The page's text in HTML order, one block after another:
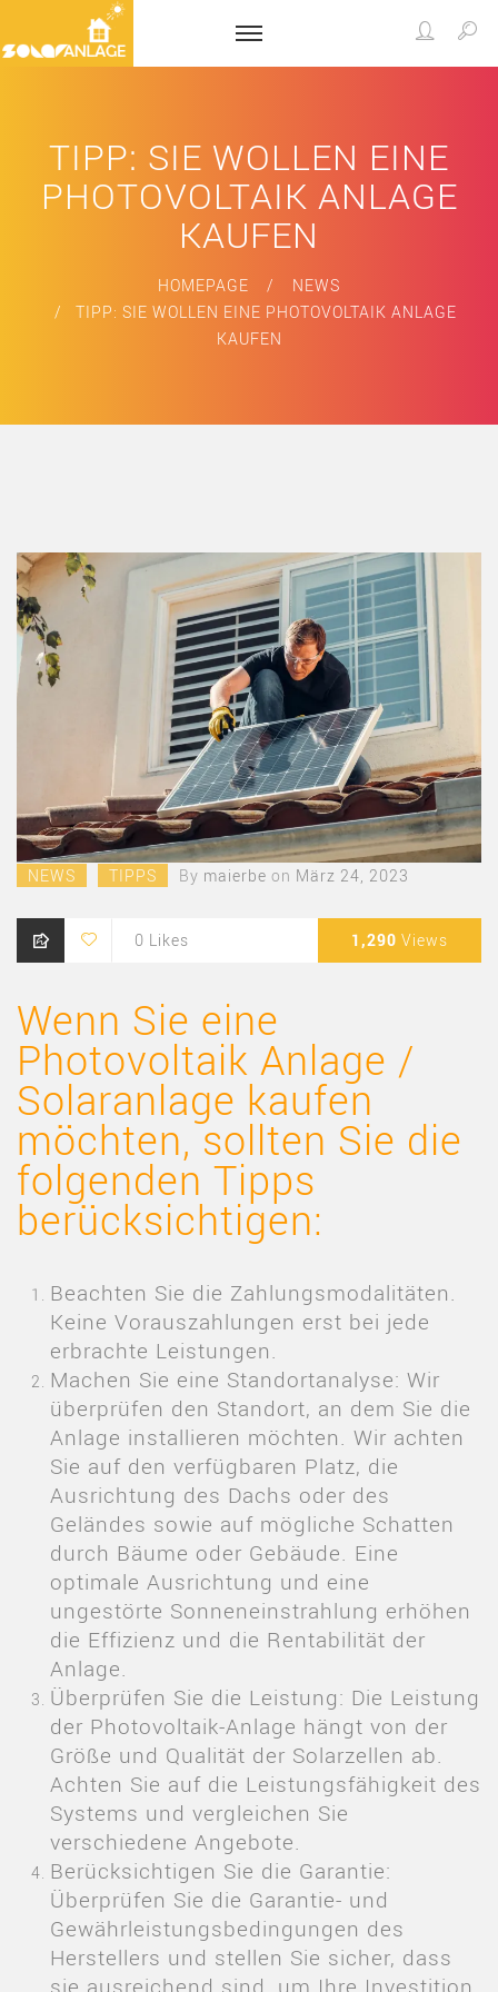
TIPP: SIE WOLLEN EINE
PHOTOVOLTAIK ANLAGE
KAUFEN
HOMEPAGE
NEWS
TIPP: SIE WOLLEN EINE PHOTOVOLTAIK ANLAGE
KAUFEN
NEWS TIPPS By maierbe on März 24, 2023
0 Likes 1,290 Views
Wenn Sie eine
Photovoltaik Anlage /
Solaranlage kaufen
möchten, sollten Sie die
folgenden Tipps
berücksichtigen:
Beachten Sie die Zahlungsmodalitäten.
Keine Vorauszahlungen erst bei jede
erbrachte Leistungen.
Machen Sie eine Standortanalyse: Wir
überprüfen den Standort, an dem Sie die
Anlage installieren möchten. Wir achten
Sie auf den verfügbaren Platz, die
Ausrichtung des Dachs oder des
Geländes sowie auf mögliche Schatten
durch Bäume oder Gebäude. Eine
optimale Ausrichtung und eine
ungestörte Sonneneinstrahlung erhöhen
die Effizienz und die Rentabilität der
Anlage.
Überprüfen Sie die Leistung: Die Leistung
der Photovoltaik-Anlage hängt von der
Größe und Qualität der Solarzellen ab.
Achten Sie auf die Leistungsfähigkeit des
Systems und vergleichen Sie
verschiedene Angebote.
Berücksichtigen Sie die Garantie:
Überprüfen Sie die Garantie- und
Gewährleistungsbedingungen des
Herstellers und stellen Sie sicher, dass
sie ausreichend sind, um Ihre Investition